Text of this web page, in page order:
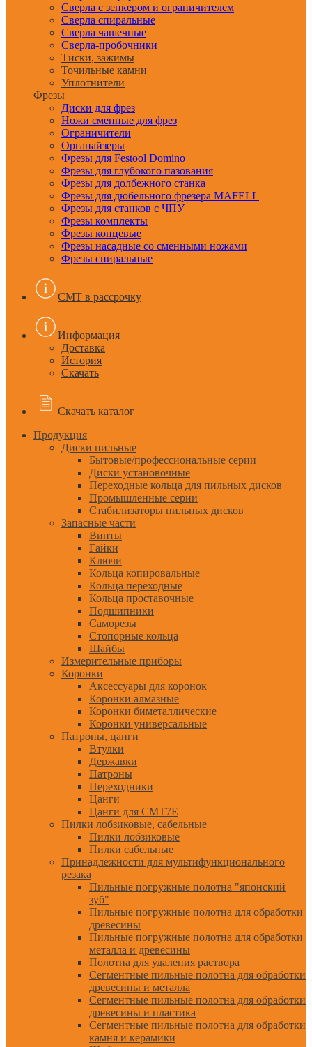
Сверла с зенкером и ограничителем
Сверла спиральные
Сверла чашечные
Сверла-пробочники
Тиски, зажимы
Точильные камни
Уплотнители
Фрезы
Диски для фрез
Ножи сменные для фрез
Ограничители
Органайзеры
Фрезы для Festool Domino
Фрезы для глубокого пазования
Фрезы для долбежного станка
Фрезы для дюбельного фрезера MAFELL
Фрезы для станков с ЧПУ
Фрезы комплекты
Фрезы концевые
Фрезы насадные со сменными ножами
Фрезы спиральные
CMT в рассрочку
Информация
Доставка
История
Скачать
Скачать каталог
Продукция
Диски пильные
Бытовые/профессиональные серии
Диски установочные
Переходные кольца для пильных дисков
Промышленные серии
Стабилизаторы пильных дисков
Запасные части
Винты
Гайки
Ключи
Кольца копировальные
Кольца переходные
Кольца проставочные
Подшипники
Саморезы
Стопорные кольца
Шайбы
Измерительные приборы
Коронки
Аксессуары для коронок
Коронки алмазные
Коронки биметаллические
Коронки универсальные
Патроны, цанги
Втулки
Державки
Патроны
Переходники
Цанги
Цанги для CMT7E
Пилки лобзиковые, сабельные
Пилки лобзиковые
Пилки сабельные
Принадлежности для мультифункционального
резака
Пильные погружные полотна "японский
зуб"
Пильные погружные полотна для обработки
древесины
Пильные погружные полотна для обработки
металла и древесины
Полотна для удаления раствора
Сегментные пильные полотна для обработки
древесины и металла
Сегментные пильные полотна для обработки
древесины и пластика
Сегментные пильные полотна для обработки
камня и керамики